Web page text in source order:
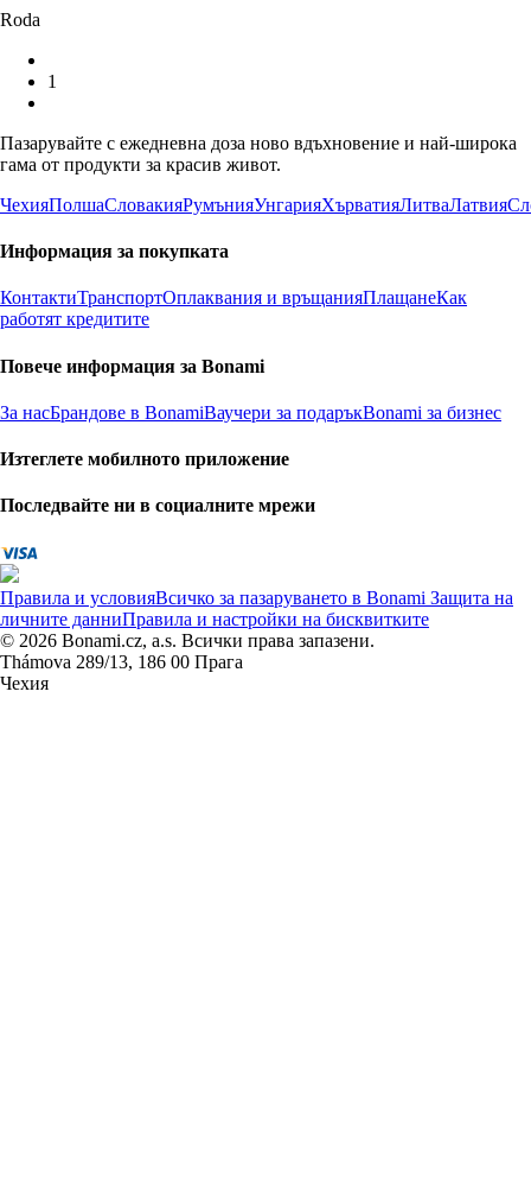
Roda
1
Пазарувайте с ежедневна доза ново вдъхновение и най-широка
гама от продукти за красив живот.
ЧехияПолшаСловакияРумънияУнгарияХърватияЛитваЛатвия
Информация за покупката
КонтактиТранспортОплаквания и връщанияПлащанеКак
работят кредитите
Повече информация за Bonami
За насБрандове в BonamiВаучери за подаръкBonami за бизнес
Изтеглете мобилното приложение
Последвайте ни в социалните мрежи
Правила и условияВсичко за пазаруването в Bonami Защита на
личните данниПравила и настройки на бисквитките
© 2026 Bonami.cz, a.s. Всички права запазени.
Thámova 289/13, 186 00 Прага
Чехия